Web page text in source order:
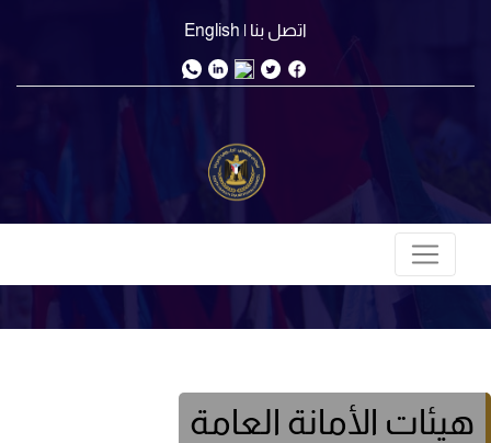
اتصل بنا | English
هيئات الأمانة العامة